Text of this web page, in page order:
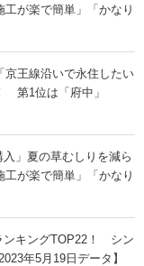
が楽で簡単」「かなり
京王線沿いで永住したい
第1位は「府中」
入」夏の草むしりを減ら
が楽で簡単」「かなり
ンキングTOP22！ シン
年5月19日データ】